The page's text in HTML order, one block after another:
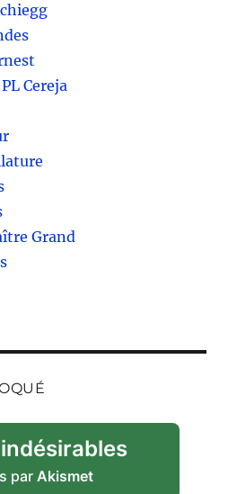
Cereja
Grand
parAkismet